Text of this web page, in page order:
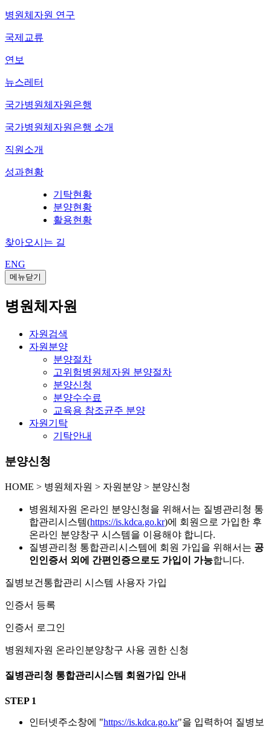
병원체자원 연구
국제교류
연보
뉴스레터
국가병원체자원은행
국가병원체자원은행 소개
직원소개
성과현황
기탁현황
분양현황
활용현황
찾아오시는 길
ENG
메뉴닫기
병원체자원
자원검색
자원분양
분양절차
고위험병원체자원 분양절차
분양신청
분양수수료
교육용 참조균주 분양
자원기탁
기탁안내
분양신청
HOME > 병원체자원 > 자원분양 > 분양신청
병원체자원 온라인 분양신청을 위해서는 질병관리청 통
합관리시스템(https://is.kdca.go.kr)에 회원으로 가입한 후
온라인 분양창구 시스템을 이용해야 합니다.
질병관리청 통합관리시스템에 회원 가입을 위해서는 공
인인증서 외에 간편인증으로도 가입이 가능합니다.
질병보건통합관리 시스템 사용자 가입
인증서 등록
인증서 로그인
병원체자원 온라인분양창구 사용 권한 신청
질병관리청 통합관리시스템 회원가입 안내
STEP 1
인터넷주소창에 "https://is.kdca.go.kr"을 입력하여 질병보